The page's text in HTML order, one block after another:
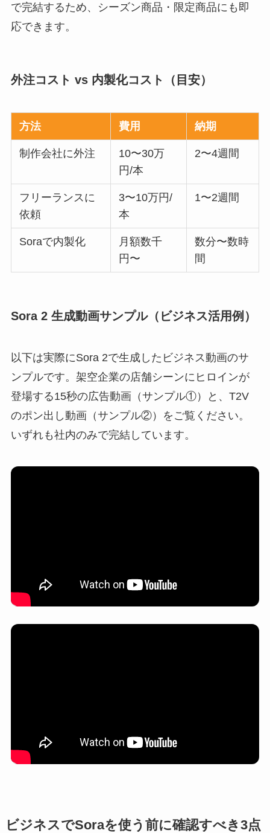
で完結するため、シーズン商品・限定商品にも即
応できます。
外注コスト vs 内製化コスト（目安）
方法 費用 納期
制作会社に外注
10〜30万
円/本
2〜4週間
フリーランスに
依頼
3〜10万円/
本
1〜2週間
Soraで内製化
月額数千
円〜
数分〜数時
間
Sora 2 生成動画サンプル（ビジネス活用例）
以下は実際にSora 2で生成したビジネス動画のサ
ンプルです。架空企業の店舗シーンにヒロインが
登場する15秒の広告動画（サンプル①）と、T2V
のポン出し動画（サンプル②）をご覧ください。
いずれも社内のみで完結しています。
ビジネスでSoraを使う前に確認すべき3点